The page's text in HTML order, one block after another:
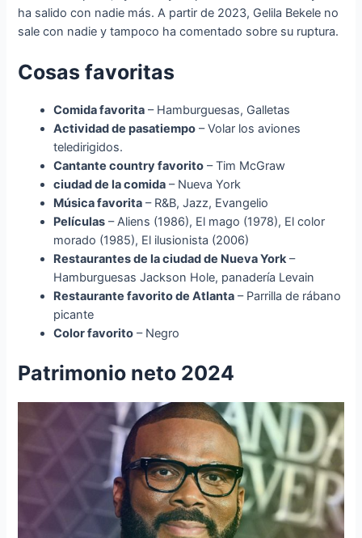
ha salido con nadie más. A partir de 2023, Gelila Bekele no
sale con nadie y tampoco ha comentado sobre su ruptura.
Cosas favoritas
Comida favorita – Hamburguesas, Galletas
Actividad de pasatiempo – Volar los aviones
teledirigidos.
Cantante country favorito – Tim McGraw
ciudad de la comida – Nueva York
Música favorita – R&B, Jazz, Evangelio
Películas – Aliens (1986), El mago (1978), El color
morado (1985), El ilusionista (2006)
Restaurantes de la ciudad de Nueva York–
Hamburguesas Jackson Hole, panadería Levain
Restaurante favorito de Atlanta – Parrilla de rábano
picante
Color favorito – Negro
Patrimonio neto 2024